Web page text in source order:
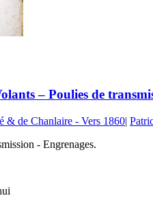
– Poulies de
& de Chanlaire - Vers 1860|
- Engrenages.